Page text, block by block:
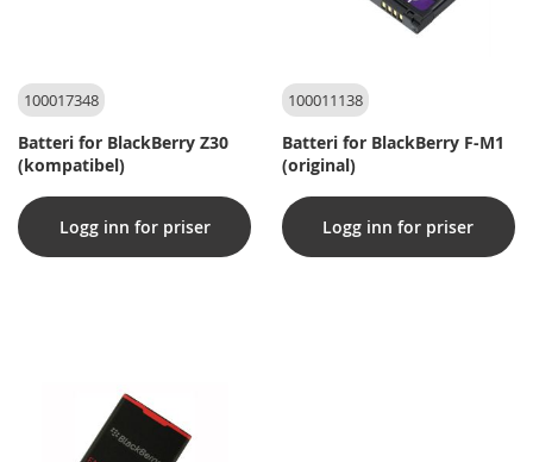
100017348
Batteri for BlackBerry Z30
(kompatibel)
Logg inn for priser
100011138
Batteri for BlackBerry F-M1
(original)
Logg inn for priser